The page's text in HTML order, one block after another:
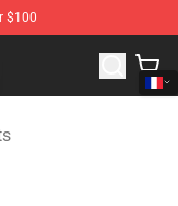
$100
Store